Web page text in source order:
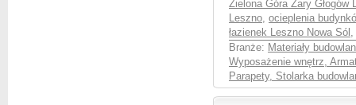
Zielona Góra Żary Głogów
Leszno, ocieplenia
łazienek Leszno Nowa Sól ,
Branże: Materiały
Wyposażenie wnętrz,
Parapety, Stolarka